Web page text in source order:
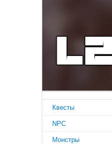
Квесты
NPC
Монстры